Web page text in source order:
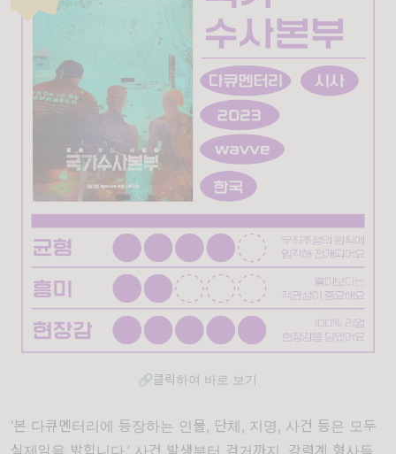
🔗클릭하여 바로 보기
‘본 다큐멘터리에 등장하는 인물, 단체, 지명, 사건 등은 모두
실제임을 밝힙니다.’ 사건 발생부터 검거까지, 강력계 형사들